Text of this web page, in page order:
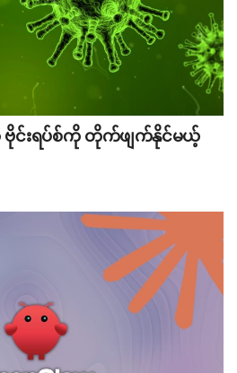
ဗိုင်းရပ်စ်ကို တိုက်ဖျက်နိုင်မယ့်